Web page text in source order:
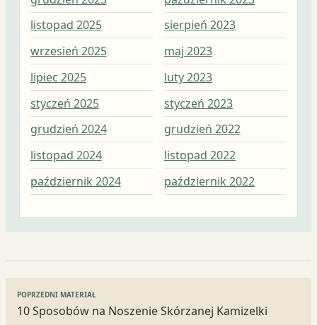
listopad 2025
wrzesień 2025
lipiec 2025
styczeń 2025
grudzień 2024
listopad 2024
październik 2024
sierpień 2023
maj 2023
luty 2023
styczeń 2023
grudzień 2022
listopad 2022
październik 2022
Nawigacja
wpisu
POPRZEDNI MATERIAŁ
10 Sposobów na Noszenie Skórzanej Kamizelki